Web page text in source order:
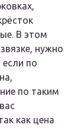
В этом
нужно
если по
по таким
как цена